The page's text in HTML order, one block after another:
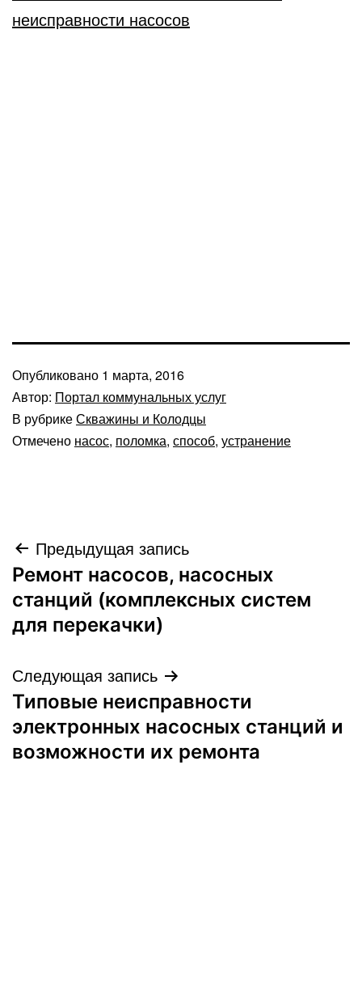
неисправности насосов
Опубликовано 1 марта, 2016
Автор: Портал коммунальных услуг
В рубрикеСкважины и Колодцы
Отмечено насос, поломка, способ, устранение
Навигация
по
записям
Предыдущая запись
Ремонт насосов, насосных
станций (комплексных систем
для перекачки)
Следующая запись
Типовые неисправности
электронных насосных станций и
возможности их ремонта